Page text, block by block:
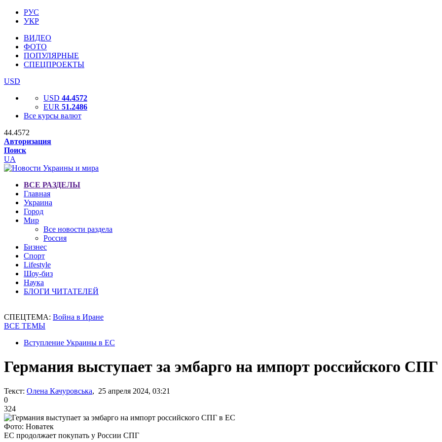
РУС
УКР
ВИДЕО
ФОТО
ПОПУЛЯРНЫЕ
СПЕЦПРОЕКТЫ
USD
USD 44.4572
EUR 51.2486
Все курсы валют
44.4572
Авторизация
Поиск
UA
ВСЕ РАЗДЕЛЫ
Главная
Украина
Город
Мир
Все новости раздела
Россия
Бизнес
Спорт
Lifestyle
Шоу-биз
Наука
БЛОГИ ЧИТАТЕЛЕЙ
СПЕЦТЕМА: Война в Иране
ВСЕ ТЕМЫ
Вступление Украины в ЕС
Германия выступает за эмбарго на импорт российского
Текст: Олена Качуровська, 25 апреля 2024, 03:21
0
324
Фото: Новатек
ЕС продолжает покупать у России СПГ